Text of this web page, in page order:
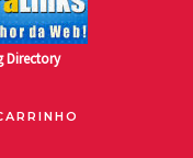
Directory